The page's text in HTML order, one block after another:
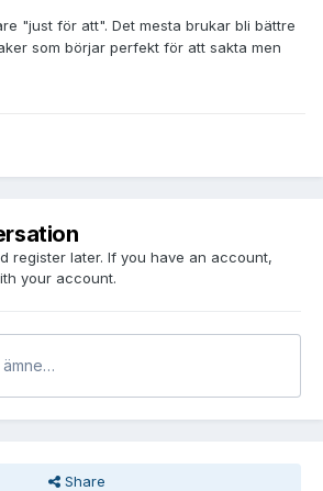
"just för att". Det mesta brukar bli bättre
som börjar perfekt för att sakta men
register later. If you have an account,
your account.
Share